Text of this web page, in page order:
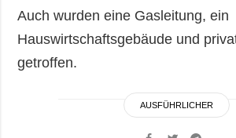
Auch wurden eine Gasleitung, ein
Hauswirtschaftsgebäude und
getroffen.
AUSFÜHRLICHER